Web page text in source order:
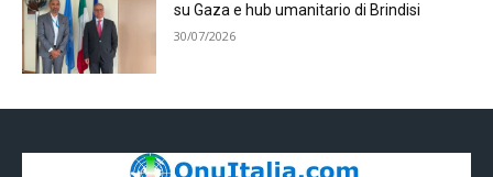
su Gaza e hub umanitario di Brindisi
30/07/2026